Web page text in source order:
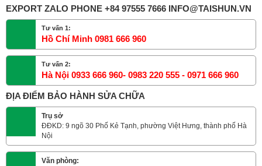
EXPORT ZALO PHONE +84 97555 7666 INFO@TAISHUN.VN
Tư vấn 1:
Hồ Chí Minh 0981 666 960
Tư vấn 2:
Hà Nội 0933 666 960- 0983 220 555 - 0971 666 960
ĐỊA ĐIỂM BẢO HÀNH SỬA CHỮA
Trụ sở
ĐĐKD: 9 ngõ 30 Phố Kẻ Tạnh, phường Việt Hưng, thành phố Hà
Nội
Văn phòng: